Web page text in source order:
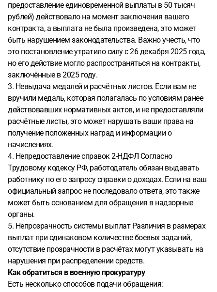
предоставление единовременной выплаты в 50 тысяч
рублей) действовало на момент заключения вашего
контракта, а выплата не была произведена, это может
быть нарушением законодательства. Важно учесть, что
это постановление утратило силу с 26 декабря 2025 года,
но его действие могло распространяться на контракты,
заключённые в 2025 году.
3. Невыдача медалей и расчётных листов. Если вам не
вручили медаль, которая полагалась по условиям ранее
действовавших нормативных актов, и не предоставляли
расчётные листы, это может нарушать ваши права на
получение положенных наград и информации о
начислениях.
4. Непредоставление справок 2-НДФЛ Согласно
Трудовому кодексу РФ, работодатель обязан выдавать
работнику по его запросу справки о доходах. Если на ваш
официальный запрос не последовало ответа, это также
может быть основанием для обращения в надзорные
органы.
5. Непрозрачность системы выплат Различия в размерах
выплат при одинаковом количестве боевых заданий,
отсутствие прозрачности в расчётах могут указывать на
нарушения при распределении средств.
Как обратиться в военную прокуратуру
Есть несколько способов подачи обращения: